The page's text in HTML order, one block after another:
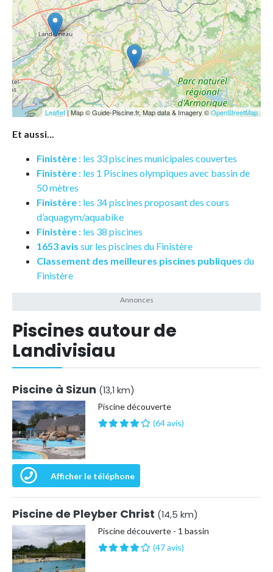
Leaflet| Map © Guide-Piscine.fr, Map data & Imagery ©OpenStreetMap
Et aussi...
Finistère : les 33 piscines municipales couvertes
Finistère : les 1 Piscines olympiques avec bassin de
50 mètres
Finistère : les 34 piscines proposant des cours
d’aquagym/aquabike
Finistère : les 38 piscines
1653 avis sur les piscines du Finistère
Classement des meilleures piscines publiques du
Finistère
Piscines autour de
Landivisiau
Piscine à Sizun (13,1 km)
Piscine découverte
(64 avis)
Afficher le téléphone
Piscine de Pleyber Christ (14,5 km)
Piscine découverte - 1 bassin
(47 avis)